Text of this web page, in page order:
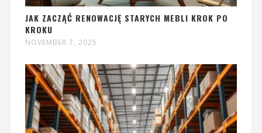
JAK ZACZĄĆ RENOWACJĘ STARYCH MEBLI KROK PO
KROKU
NOVEMBER 7, 2025